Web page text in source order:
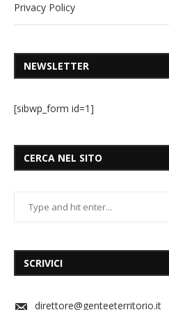
Privacy Policy
NEWSLETTER
[sibwp_form id=1]
CERCA NEL SITO
SCRIVICI
direttore@genteeterritorio.it